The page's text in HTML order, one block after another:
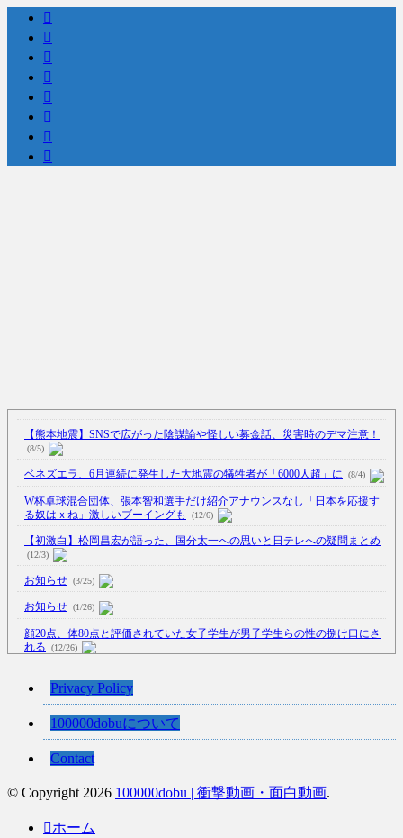
Powered by livedoor 相互RSS
【熊本地震】SNSで広がった陰謀論や怪しい募金話、災害時のデマ注意！
(8/5)
ベネズエラ、6月連続に発生した大地震の犠牲者が「6000人超」に (8/4)
W杯卓球混合団体、張本智和選手だけ紹介アナウンスなし「日本を応援す
る奴はｘね」激しいブーイングも
(12/6)
【初激白】松岡昌宏が語った、国分太一への思いと日テレへの疑問まとめ
(12/3)
お知らせ (3/25)
お知らせ (1/26)
顔20点、体80点と評価されていた女子学生が男子学生らの性の捌け口にさ
れる
(12/26)
【中国】処理水の問題化狙うも不発？ASEAN関連会合で賛同広がらず
(7/13)
【韓国】54.1％「IAEA報告書を信用しない」
Privacy Policy
100000dobuについて
Contact
© Copyright 2026 100000dobu | 衝撃動画・面白動画.
ホーム